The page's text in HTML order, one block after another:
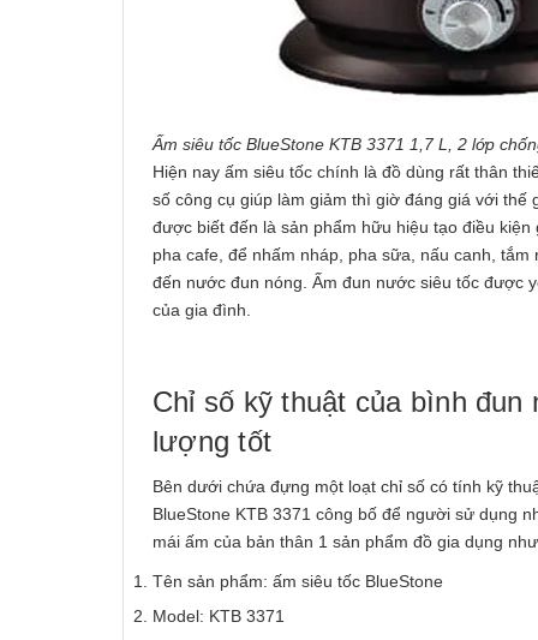
Ấm siêu tốc BlueStone KTB 3371 1,7 L, 2 lớp
Hiện nay ấm siêu tốc chính là đồ dùng rất thân
số công cụ giúp làm giảm thì giờ đáng giá với thế
được biết đến là sản phẩm hữu hiệu tạo điều
pha cafe, để nhấm nháp, pha sữa, nấu canh,
đến nước đun nóng. Ấm đun nước siêu tốc được
của gia đình.
Chỉ số kỹ thuật của bình
lượng tốt
Bên dưới chứa đựng một loạt chỉ số có tính kỹ
BlueStone KTB 3371 công bố để người sử dụng
mái ấm của bản thân 1 sản phẩm đồ gia dụng
Tên sản phẩm: ấm siêu tốc BlueStone
Model: KTB 3371